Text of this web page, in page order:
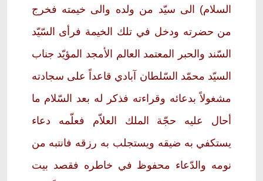
السلام) الى سيّد من ولده والى خيمته فخرج
من حضرته ودخل في تلك الخيمة فرأى السّيّد
السّند والحبر المعتمد العالم الأمجد المؤيّد جناب
السيّد محمّد السّلطان آبادي قاعداً على سجادته
مشغولاً بدعائه وقراءته فذكر له بعد السّلام ما
أحال عليه حجّة الملك العلاّم فعلّمه دعاء
يستكفي به ضيقه ويستجلب به رزقه فانتبه من
نومه والدّعاء محفوظ في خاطره فقصد بيت